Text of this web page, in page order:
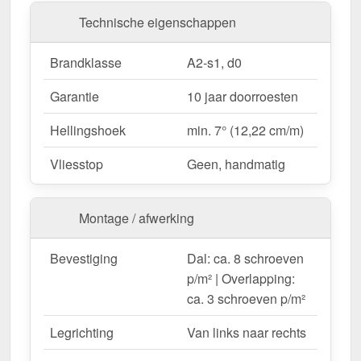
Woongebouwen & aanbouw– Visueel
aantrekkelijk alternatief voor klassieke
dakpannen.
Carports, terrassen & overkappingen–
Bescherming voor voertuigen en zitplaatsen met
een stijlvolle uitstraling.
Tuinhuisjes & schuurtjes– Hoogwaardige
dakbedekking met duurzame esthetiek.
Weerbestendig tegen wind en regen.
Op maat gemaakt & efficiënte montage
gratis op de door u
– voor een snelle en
nauwkeurige montage. Debedekkingsbreedte is
1,14 mvoor de eerste plaat, elke extra plaat vergroot
het dakoppervlak met dewerkende breedte van
Technische eigenschappen
Brandklasse
A2-s1, d0
Garantie
10 jaar doorroesten
Hellingshoek
min. 7° (12,22 cm/m)
Vliesstop
Geen, handmatig
Montage / afwerking
Bevestiging
Dal: ca. 8 schroeven
p/m² | Overlapping:
ca. 3 schroeven p/m²
Legrichting
Van links naar rechts